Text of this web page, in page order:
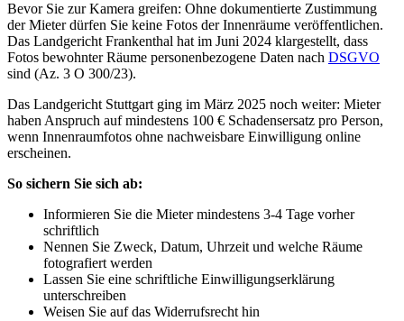
Bevor Sie zur Kamera greifen: Ohne dokumentierte Zustimmung
der Mieter dürfen Sie keine Fotos der Innenräume veröffentlichen.
Das Landgericht Frankenthal hat im Juni 2024 klargestellt, dass
Fotos bewohnter Räume personenbezogene Daten nach DSGVO
sind (Az. 3 O 300/23).
Das Landgericht Stuttgart ging im März 2025 noch weiter: Mieter
haben Anspruch auf mindestens 100 € Schadensersatz pro Person,
wenn Innenraumfotos ohne nachweisbare Einwilligung online
erscheinen.
So sichern Sie sich ab:
Informieren Sie die Mieter mindestens 3-4 Tage vorher
schriftlich
Nennen Sie Zweck, Datum, Uhrzeit und welche Räume
fotografiert werden
Lassen Sie eine schriftliche Einwilligungserklärung
unterschreiben
Weisen Sie auf das Widerrufsrecht hin